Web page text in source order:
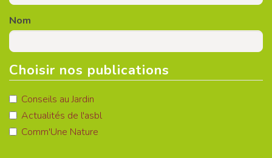
Nom
Choisir nos publications
Conseils au Jardin
Actualités de l'asbl
Comm'Une Nature